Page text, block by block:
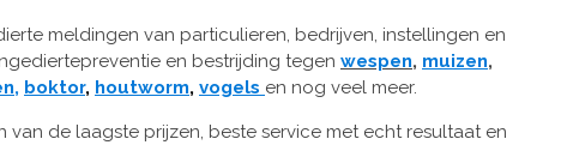
meldingen van particulieren, bedrijven, instellingen en
en bestrijding tegen wespen, muizen,
, boktor, houtworm, vogels en nog veel meer.
de laagste prijzen, beste service met echt resultaat en